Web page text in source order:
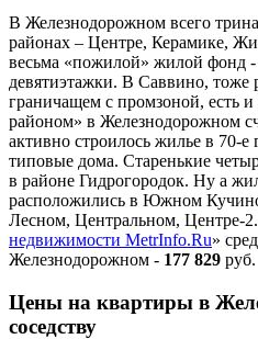
В Железнодорожном всего
районах – Центре, Керамике,
весьма «пожилой» жилой фонд
девятиэтажки. В Саввино, тоже
граничащем с промзоной, есть
районом» в Железнодорожном
активно строилось жилье в 70-
типовые дома. Старенькие
в районе Гидрогородок. Ну а
расположились в Южном
Лесном, Центральном, Центре-
недвижимости MetrInfo.Ru»
Железнодорожном - 177 829 руб.
Цены на квартиры в
соседству